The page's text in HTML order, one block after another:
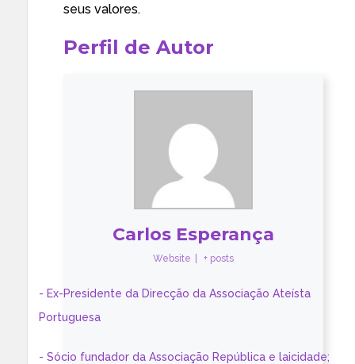
seus valores.
Perfil de Autor
Carlos Esperança
Website + posts
- Ex-Presidente da Direcção da Associação Ateísta
Portuguesa
- Sócio fundador da Associação República e laicidade;